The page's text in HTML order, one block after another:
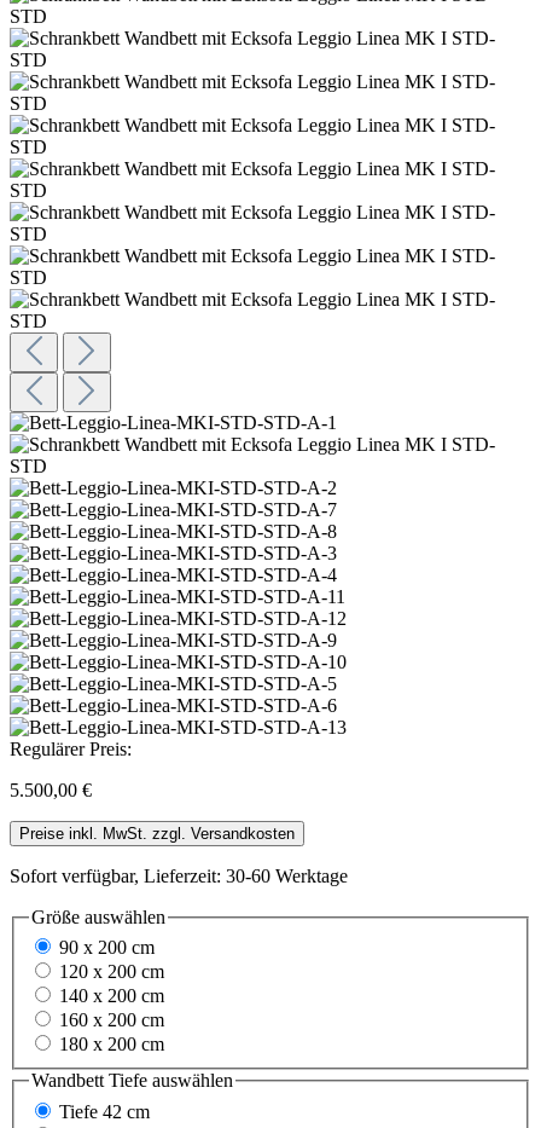
Regulärer Preis:
5.500,00 €
Preise inkl. MwSt. zzgl. Versandkosten
Sofort verfügbar, Lieferzeit: 30-60 Werktage
Größe auswählen
90 x 200 cm
120 x 200 cm
140 x 200 cm
160 x 200 cm
180 x 200 cm
Wandbett Tiefe auswählen
Tiefe 42 cm